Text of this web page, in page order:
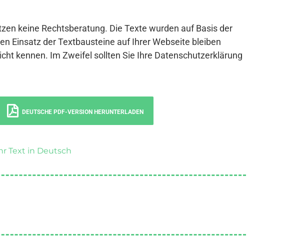
keine Rechtsberatung. Die Texte wurden auf Basis der
Einsatz der Textbausteine auf Ihrer Webseite bleiben
kennen. Im Zweifel sollten Sie Ihre Datenschutzerklärung
DEUTSCHE PDF-VERSION HERUNTERLADEN
Text in Deutsch